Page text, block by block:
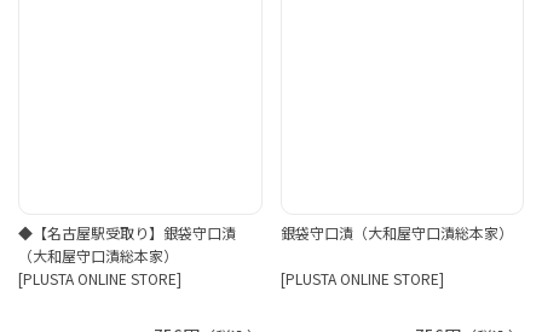
◆【名古屋駅受取り】銀袋守口漬
（大和屋守口漬総本家）
[PLUSTA ONLINE STORE]
銀袋守口漬（大和屋守口漬総本家）
[PLUSTA ONLINE STORE]